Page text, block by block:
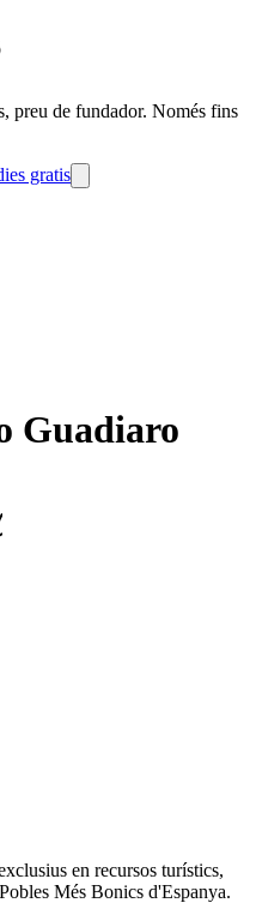
preu de fundador. Només fins
gratis
Guadiaro
en recursos turístics,
Més Bonics d'Espanya.